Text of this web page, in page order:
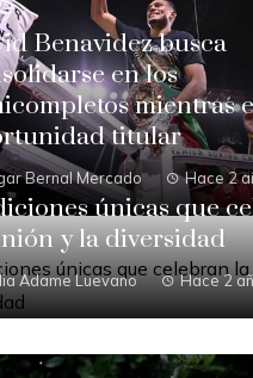
Benavidez busca
en los
mientras
titular
Bernal Mercado Hace 2
únicas que
y la diversidad
Adame Luevano Hace 2